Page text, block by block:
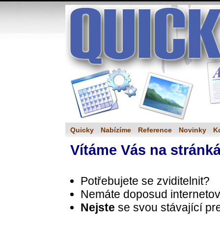
Quicky Nabízíme Reference Novinky
Vítáme Vás na
Potřebujete se zviditelnit?
Nemáte doposud
Nejste se svou stávající